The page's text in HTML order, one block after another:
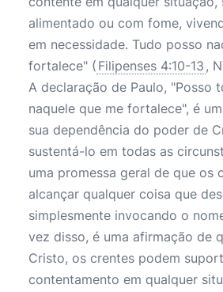
alimentado ou com fome,
em necessidade. Tudo posso
fortalece" ( Filipenses 4:10-13 ,
A declaração de Paulo, "Posso
naquele que me fortalece", é
sua dependência do poder de
sustentá-lo em todas as
uma promessa geral de que os
alcançar qualquer coisa que
simplesmente invocando o
vez disso, é uma afirmação de
Cristo, os crentes podem
contentamento em qualquer